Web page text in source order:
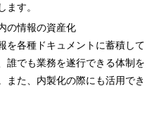
ます。
の情報の資産化
を各種ドキュメントに蓄積して
誰でも業務を遂行できる体制を
また、内製化の際にも活用でき